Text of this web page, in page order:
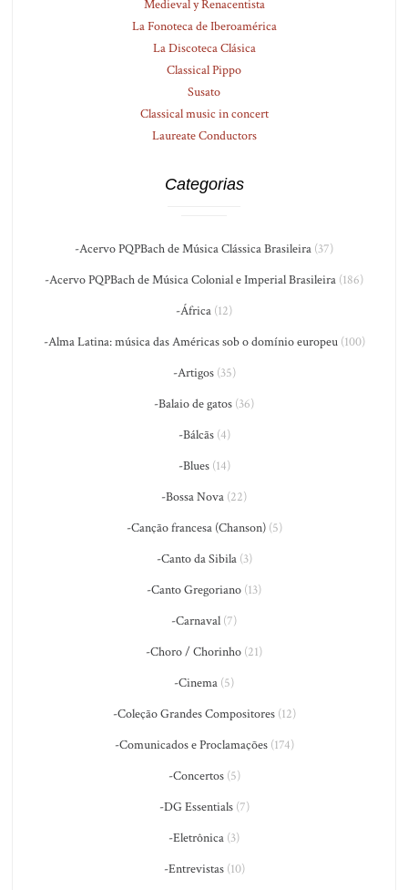
Medieval y Renacentista
La Fonoteca de Iberoamérica
La Discoteca Clásica
Classical Pippo
Susato
Classical music in concert
Laureate Conductors
Categorias
-Acervo PQPBach de Música Clássica Brasileira (37)
-Acervo PQPBach de Música Colonial e Imperial Brasileira (186)
-África (12)
-Alma Latina: música das Américas sob o domínio europeu(100)
-Artigos(35)
-Balaio de gatos (36)
-Bálcãs(4)
-Blues(14)
-Bossa Nova (22)
-Canção francesa (Chanson)(5)
-Canto da Sibila(3)
-Canto Gregoriano (13)
-Carnaval (7)
-Choro / Chorinho (21)
-Cinema (5)
-Coleção Grandes Compositores(12)
-Comunicados e Proclamações(174)
-Concertos(5)
-DG Essentials(7)
-Eletrônica (3)
-Entrevistas(10)